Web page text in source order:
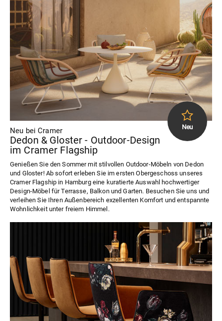
Neu bei Cramer
Dedon & Gloster - Outdoor-Design
im Cramer Flagship
Genießen Sie den Sommer mit stilvollen Outdoor-Möbeln von Dedon
und Gloster! Ab sofort erleben Sie im ersten Obergeschoss unseres
Cramer Flagship in Hamburg eine kuratierte Auswahl hochwertiger
Design-Möbel für Terrasse, Balkon und Garten. Besuchen Sie uns und
verleihen Sie Ihren Außenbereich exzellenten Komfort und entspannte
Wohnlichkeit unter freiem Himmel.